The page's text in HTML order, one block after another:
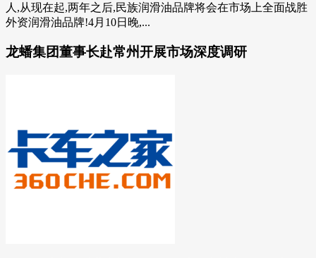
人,从现在起,两年之后,民族润滑油品牌将会在市场上全面战胜
外资润滑油品牌!4月10日晚,...
龙蟠集团董事长赴常州开展市场深度调研